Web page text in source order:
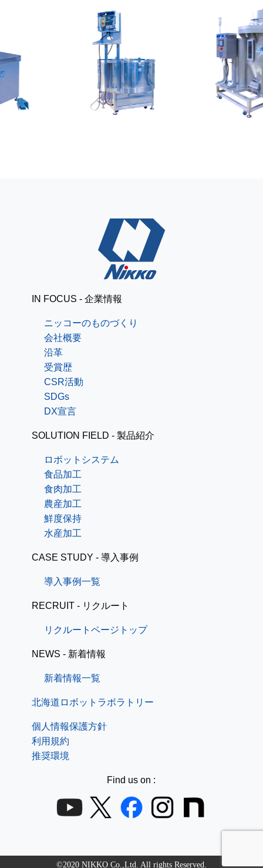
ニッコーブログ
レザークラフトで簡単パ
ニッコーブログ
レザークラフトで簡単パ
スケース[道具準備編]
IN FOCUS - 企業情報
ニッコーのものづくり
会社概要
沿革
受賞歴
CSR活動
SDGs
DX宣言
SOLUTION FIELD - 製品紹介
ロボットシステム
食品加工
食肉加工
農産加工
鮮度保持
水産加工
CASE STUDY - 導入事例
導入事例一覧
RECRUIT - リクルート
リクルートページトップ
NEWS - 新着情報
新着情報一覧
北海道ロボットラボラトリー
個人情報保護方針
利用規約
推奨環境
Find us on :
©2020 NIKKO Co.,Ltd. All rights Reserved.